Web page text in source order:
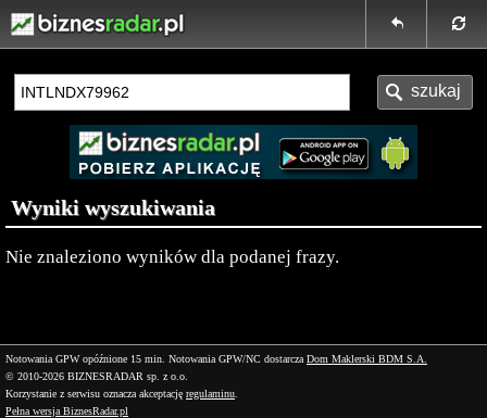
Wyniki wyszukiwania
Nie znaleziono wyników dla podanej frazy.
Notowania GPW opóźnione 15 min. Notowania GPW/NC dostarcza Dom Maklerski BDM S.A.
© 2010-2026 BIZNESRADAR sp. z o.o.
Korzystanie z serwisu oznacza akceptację regulaminu
Pełna wersja BiznesRadar.pl